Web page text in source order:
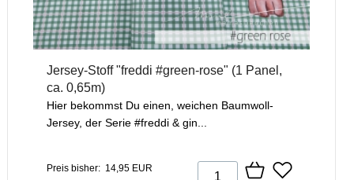
Jersey-Stoff "freddi #green-rose" (1 Panel,
ca. 0,65m)
Hier bekommst Du einen, weichen Baumwoll-
Jersey, der Serie #freddi & gin...
Preis bisher: 14,95 EUR